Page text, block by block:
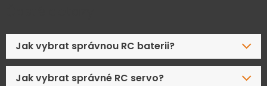
Jak vybrat správnou RC baterii?
Jak vybrat správné RC servo?